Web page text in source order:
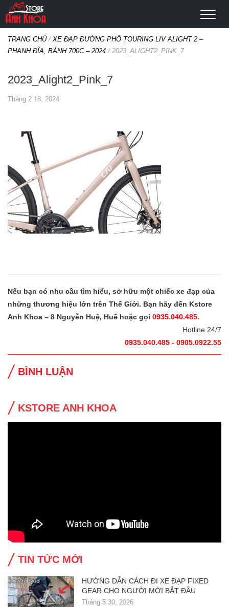
TRANG CHỦ/ XE ĐẠP ĐƯỜNG PHỐ TOURING LIV ALIGHT 2 –
PHANH ĐĨA, BÁNH 700C – 2024 / 2023_ALIGHT2_PINK_7
2023_Alight2_Pink_7
Tháng 2 18, 2024
Nếu bạn có nhu cầu tìm hiểu, sở hữu một chiếc xe đạp của
những thương hiệu lớn trên Thế Giới. Bạn hãy đến Kstore
Anh Khoa – 8 Nguyễn Huệ, Huế hoặc gọi 0935.040.485.
Hotline 24/7
0935.040.485 - 0905.0922.55
BÌNH LUẬN
KSTORE ANH KHOA
TIN TỨC MỚI
HƯỚNG DẪN CÁCH ĐI XE ĐẠP FIXED
GEAR CHO NGƯỜI MỚI BẮT ĐẦU
Tháng 5 30, 2026